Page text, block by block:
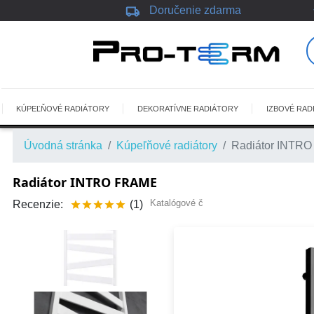
local_shipping Doručenie zdarma
KÚPEĽŇOVÉ RADIÁTORY DEKORATÍVNE RADIÁTORY IZBOVÉ
Úvodná stránka Kúpeľňové radiátory Radiátor
Radiátor INTRO FRAME
Recenzie:  (1) Katalógové č